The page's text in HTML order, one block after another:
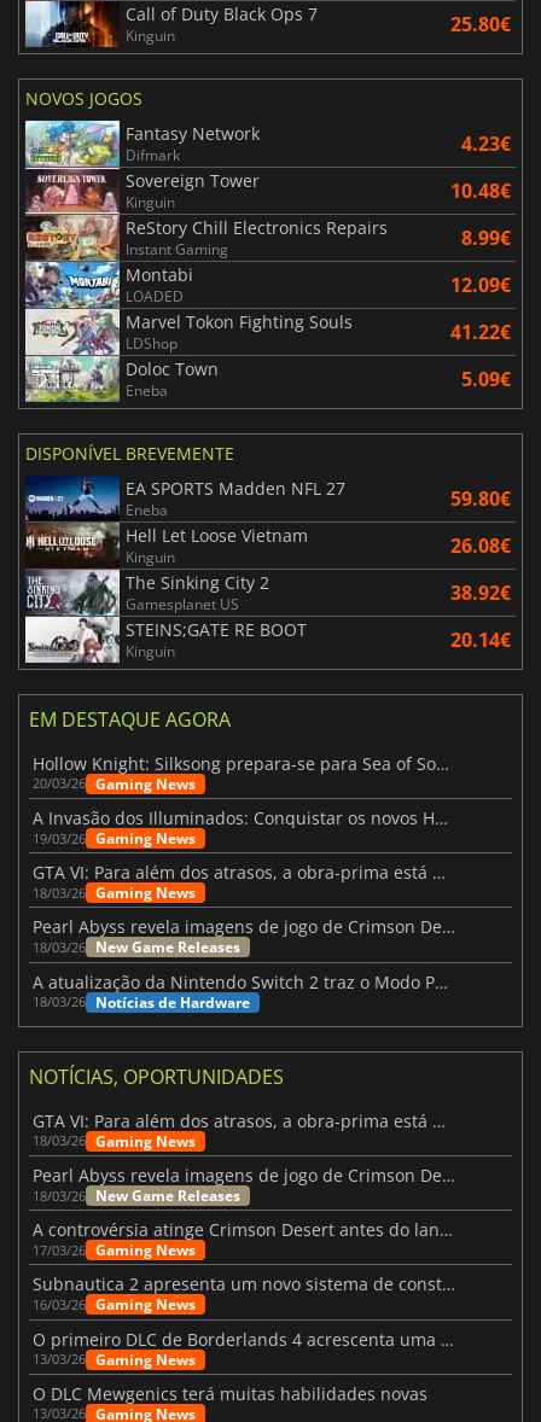
Call of Duty Black Ops 7
Kinguin 25.80€
NOVOS JOGOS
Fantasy Network
Difmark 4.23€
Sovereign Tower
Kinguin 10.48€
ReStory Chill Electronics Repairs
Instant Gaming 8.99€
Montabi
LOADED 12.09€
Marvel Tokon Fighting Souls
LDShop 41.22€
Doloc Town
Eneba 5.09€
DISPONÍVEL BREVEMENTE
EA SPORTS Madden NFL 27
Eneba 59.80€
Hell Let Loose Vietnam
Kinguin 26.08€
The Sinking City 2
Gamesplanet US 38.92€
STEINS;GATE RE BOOT
Kinguin 20.14€
EM DESTAQUE AGORA
Hollow Knight: Silksong prepara-se para Sea of Sorrow com um patch
20/03/26 Gaming News
A Invasão dos Illuminados: Conquistar os novos Helldivers 2 Atualização!
19/03/26 Gaming News
GTA VI: Para além dos atrasos, a obra-prima está quase a chegar
18/03/26 Gaming News
Pearl Abyss revela imagens de jogo de Crimson Desert para a PS5
18/03/26 New Game Releases
A atualização da Nintendo Switch 2 traz o Modo Portátil aos jogos mais antigos da Switch
18/03/26 Notícias de Hardware
NOTÍCIAS, OPORTUNIDADES
GTA VI: Para além dos atrasos, a obra-prima está quase a chegar
18/03/26 Gaming News
Pearl Abyss revela imagens de jogo de Crimson Desert para a PS5
18/03/26 New Game Releases
A controvérsia atinge Crimson Desert antes do lançamento
17/03/26 Gaming News
Subnautica 2 apresenta um novo sistema de construção de bases
16/03/26 Gaming News
O primeiro DLC de Borderlands 4 acrescenta uma nova personagem e muito mais
13/03/26 Gaming News
O DLC Mewgenics terá muitas habilidades novas
13/03/26 Gaming News